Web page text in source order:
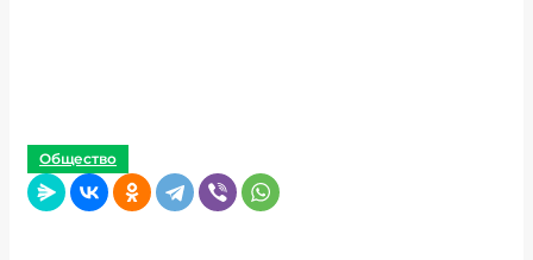
Общество